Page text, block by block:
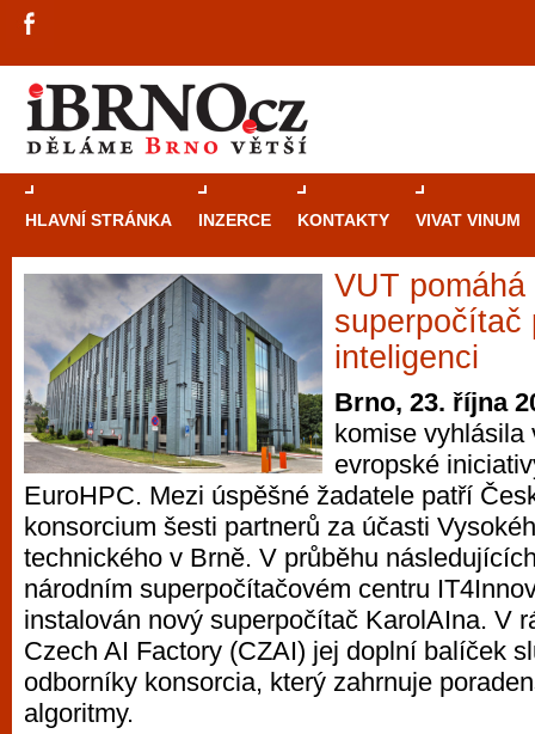
HLAVNÍ STRÁNKA INZERCE KONTAKTY VIVAT VINUM
VUT
superpočítač
inteligenci
Brno, 23. října
komise vyhlásila
evropské
EuroHPC. Mezi úspěšné žadatele patří
konsorcium šesti partnerů za účasti
technického v Brně. V průběhu
národním superpočítačovém centru
instalován nový superpočítač KarolAIna. V
Czech AI Factory (CZAI) jej doplní balíček
odborníky konsorcia, který zahrnuje
algoritmy.
Průvodce
Brně: Od
automaty
Brno je
zajímavé
restaurace,
Mimo jiné je ale také místem, kde si
vyzkoušet různé kasinové hry. V
metropoli naleznete širokou nabídku her
po moderní automaty jak pro pravidelné
příležitostné hráče. V...